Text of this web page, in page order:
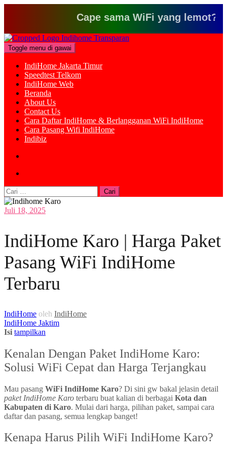
Cape sama WiFi yang lemot? Klik
Loncat
ke
konten
Toggle menu di gawai
IndiHome Jakarta Timur
Speedtest Telkom
IndiHome Web
Beranda
About Us
Contact Us
Cara Daftar IndiHome & Berlangganan WiFi IndiHome
Cara Pasang Wifi IndiHome
Indibiz
Cari
untuk:
Juli 18, 2025
IndiHome Karo | Harga Paket
Pasang WiFi IndiHome
Terbaru
IndiHome oleh IndiHome
IndiHome Jaktim
Isi tampilkan
Kenalan Dengan Paket IndiHome Karo:
Solusi WiFi Cepat dan Harga Terjangkau
Mau pasang WiFi IndiHome Karo? Di sini gw bakal jelasin detail
paket IndiHome Karo terbaru buat kalian di berbagai Kota dan
Kabupaten di Karo. Mulai dari harga, pilihan paket, sampai cara
daftar dan pasang, semua lengkap banget!
Kenapa Harus Pilih WiFi IndiHome Karo?